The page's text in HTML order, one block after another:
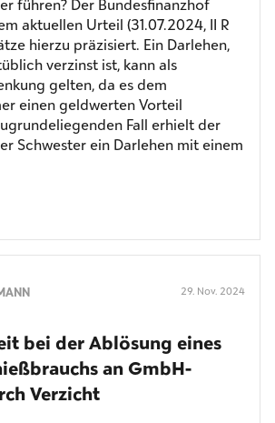
führen? Der Bundesfinanzhof
aktuellen Urteil (31.07.2024, II R
hierzu präzisiert. Ein Darlehen,
verzinst ist, kann als
gelten, da es dem
einen geldwerten Vorteil
Fall erhielt der
Schwester ein Darlehen mit einem
29. Nov. 2024
bei der Ablösung eines
an GmbH-
Verzicht